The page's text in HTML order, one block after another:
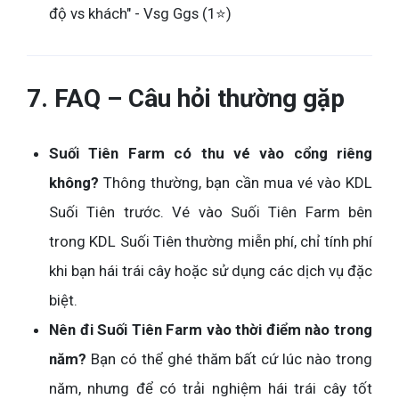
độ vs khách" - Vsg Ggs (1⭐)
7. FAQ – Câu hỏi thường gặp
Suối Tiên Farm có thu vé vào cổng riêng
không? Thông thường, bạn cần mua vé vào KDL
Suối Tiên trước. Vé vào Suối Tiên Farm bên
trong KDL Suối Tiên thường miễn phí, chỉ tính phí
khi bạn hái trái cây hoặc sử dụng các dịch vụ đặc
biệt.
Nên đi Suối Tiên Farm vào thời điểm nào trong
năm? Bạn có thể ghé thăm bất cứ lúc nào trong
năm, nhưng để có trải nghiệm hái trái cây tốt